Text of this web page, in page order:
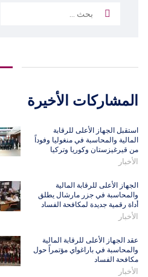
البحث
المشاركات الأخيرة
استقبل الجهاز الأعلى للرقابة
المالية والمحاسبة في منغوليا وفوداً
من قيرغيزستان وكوريا وتركيا
الأخبار
الجهاز الأعلى للرقابة المالية
والمحاسبة في جزر مارشال يطلق
أداة رقمية جديدة لمكافحة الفساد
الأخبار
عقد الجهاز الأعلى للرقابة المالية
والمحاسبة في باراغواي مؤتمراً حول
مكافحة الفساد
الأخبار